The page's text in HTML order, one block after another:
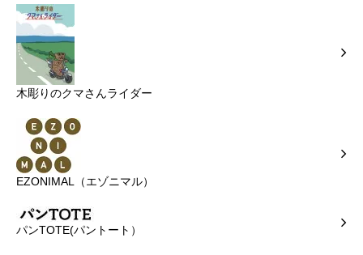
木彫りのクマさんライダー
EZONIMAL（エゾニマル）
パンTOTE(パントート）